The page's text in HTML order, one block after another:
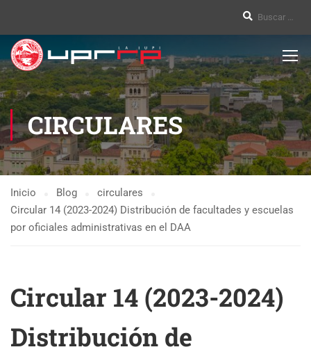
CIRCULARES
Inicio Blog
circulares
Circular 14 (2023-2024) Distribución de facultades y escuelas
por oficiales administrativas en el DAA
Circular 14 (2023-2024)
Distribución de